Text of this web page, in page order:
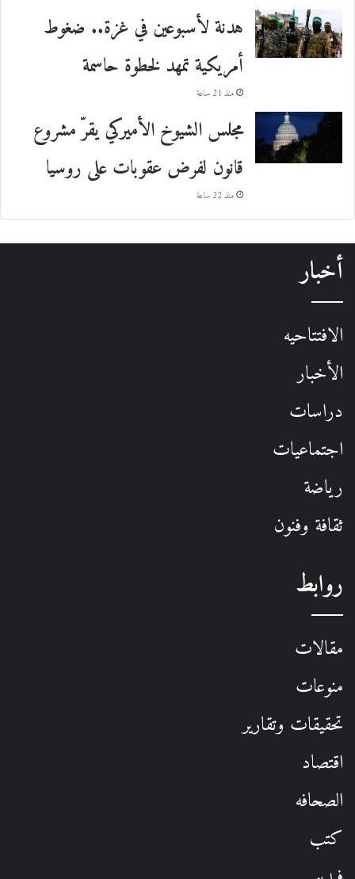
هدنة لأسبوعين في غزة.. ضغوط
أمريكية تمهد لخطوة حاسمة
منذ 21 ساعة
مجلس الشيوخ الأميركي يقرّ مشروع
قانون لفرض عقوبات على روسيا
منذ 22 ساعة
أخبار
الافتتاحيه
الأخبار
دراسات
اجتماعيات
رياضة
ثقافة وفنون
روابط
مقالات
منوعات
تحقيقات وتقارير
اقتصاد
الصحافه
كتب